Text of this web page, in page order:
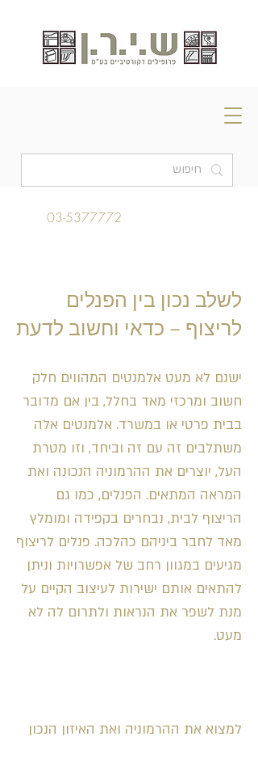
03-5377772
לשלב נכון בין הפנלים
לריצוף – כדאי וחשוב לדעת
ישנם לא מעט אלמנטים המהווים חלק
חשוב ומרכזי מאד בחלל, בין אם מדובר
בבית פרטי או במשרד. אלמנטים אלה
משתלבים זה עם זה וביחד, וזו מטרת
העל, יוצרים את ההרמוניה הנכונה ואת
המראה המתאים. הפנלים, כמו גם
הריצוף לבית, נבחרים בקפידה ומומלץ
מאד לחבר ביניהם כהלכה. פנלים לריצוף
מגיעים במגוון רחב של אפשרויות וניתן
להתאים אותם ישירות לעיצוב הקיים על
מנת לשפר את הנראות ולתרום לה לא
מעט.
למצוא את ההרמוניה ואת האיזון הנכון